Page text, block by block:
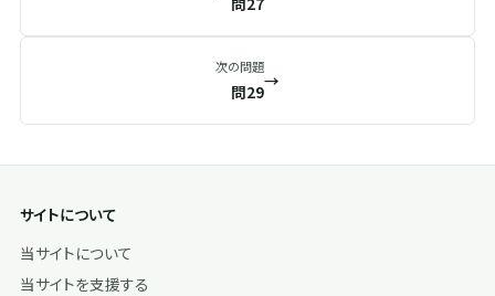
次の問題
問29
→
サイトについて
当サイトについて
当サイトを支援する